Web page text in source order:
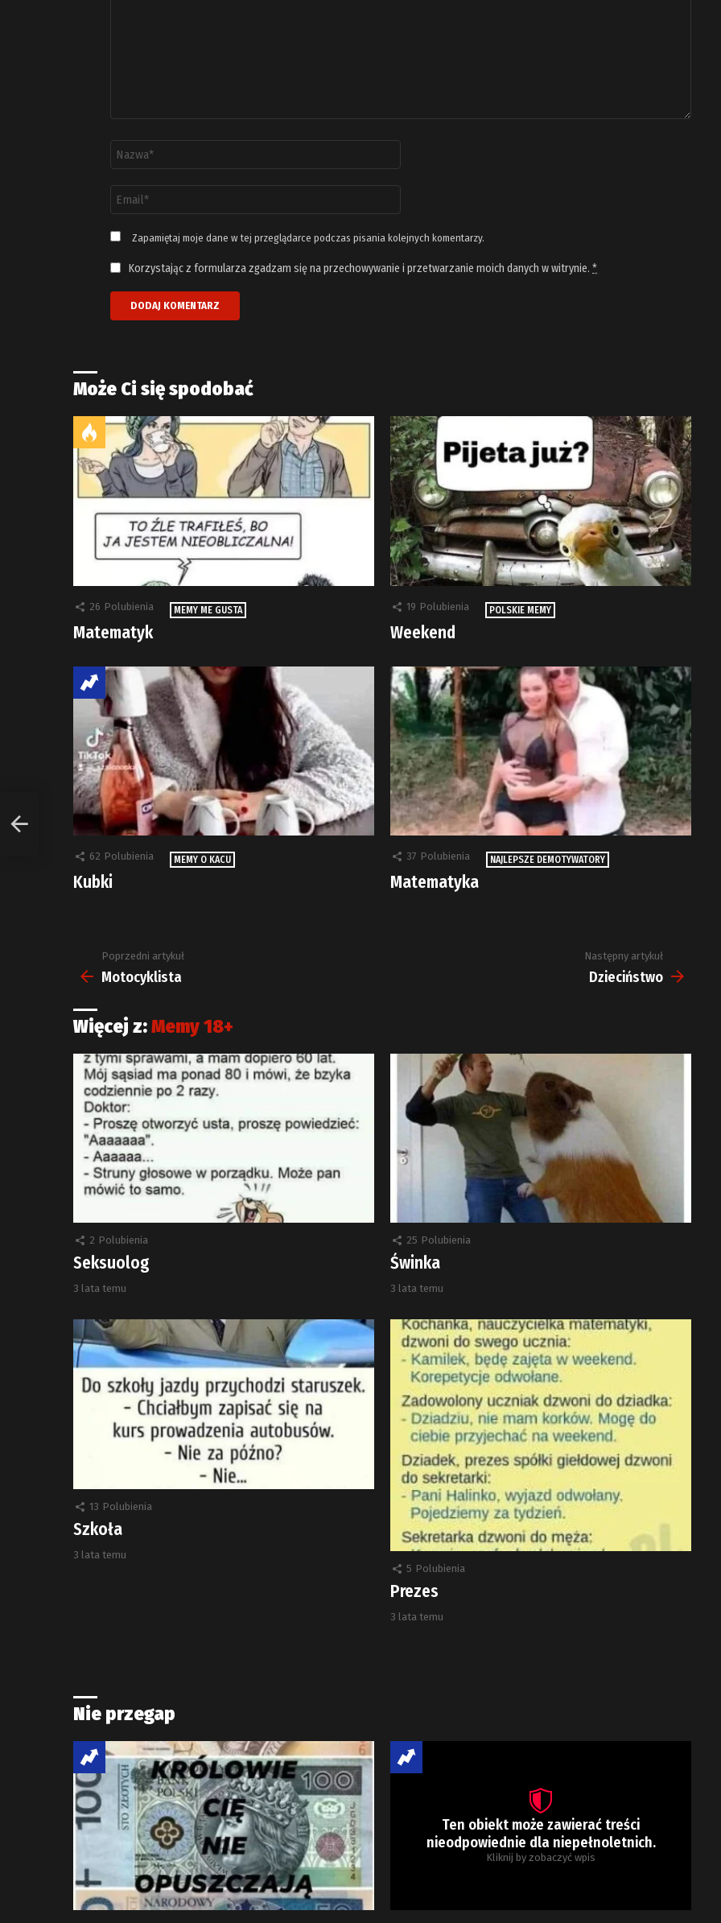
email
*
Zapamiętaj moje dane w tej przeglądarce podczas pisania kolejnych komentarzy.
Korzystając z formularza zgadzam się na przechowywanie i przetwarzanie moich danych w witrynie. *
Może Ci się spodobać
26 Polubienia MEMY ME GUSTA
Matematyk
19 Polubienia POLSKIE MEMY
Weekend
62 Polubienia MEMY O KACU
Kubki
37 Polubienia NAJLEPSZE DEMOTYWATORY
Matematyka
Zobacz
więcej
Poprzedni artykuł
Motocyklista
Następny artykuł
Dzieciństwo
Więcej z:Memy 18+
2 Polubienia
Seksuolog
3 lata temu
25 Polubienia
Świnka
3 lata temu
13 Polubienia
Szkoła
3 lata temu
5 Polubienia
Prezes
3 lata temu
Nie przegap
Ten obiekt może zawierać treści
nieodpowiednie dla niepełnoletnich.
Kliknij by zobaczyć wpis